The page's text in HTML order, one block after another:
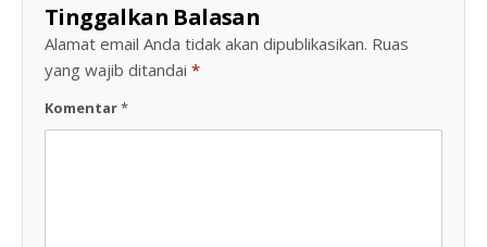
Tinggalkan Balasan
Alamat email Anda tidak akan dipublikasikan. Ruas
yang wajib ditandai *
Komentar*